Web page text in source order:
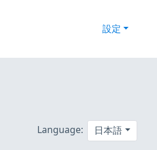
設定
Language: 日本語